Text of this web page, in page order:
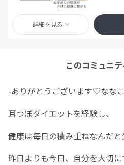
詳細を見る
このコミュニ
-ありがとうございます♡なな
耳つぼダイエットを経験し、
健康は毎日の積み重ねなんだと
昨日よりも今日、自分を大切